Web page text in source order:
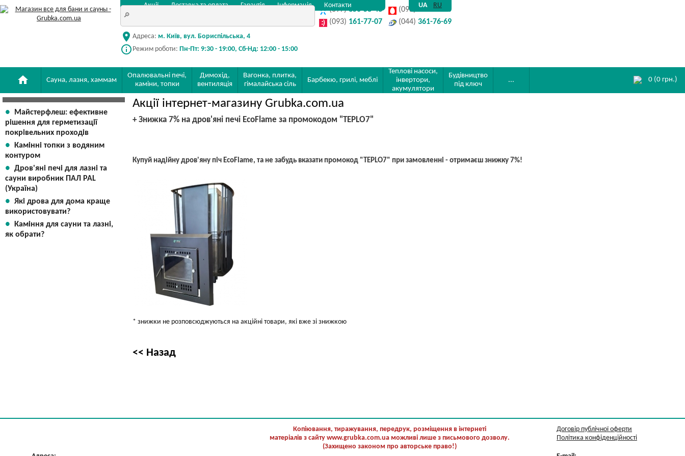
Акції Доставка та оплата Гарантія Інформація Контакти UA RU
location_on Адреса: м. Київ, вул. Бориспільська, 4
info_outline Режим роботи: Пн-Пт: 9:30 - 19:00, Сб-Нд: 12:00 - 15:00
(097)350-58-48 (095)
142-32-80
(093) 161-77-07 (044) 361-76-69
home Сауна, лазня, хаммам
Опалювальні печі,
каміни, топки
Димохід,
вентиляція
Вагонка, плитка,
гімалайська сіль
Барбекю, грилі, меблі
Теплові насоси,
інвертори,
акумулятори
Будівництво
під ключ
... 0 (0 грн.)
Майстерфлеш: ефективне
рішення для герметизації
покрівельних проходів
Камінні топки з водяним
контуром
Дров'яні печі для лазні та
сауни виробник ПАЛ PAL
(Україна)
Які дрова для дома краще
використовувати?
Каміння для сауни та лазні,
як обрати?
Акції інтернет-магазину Grubka.com.ua
+Знижка 7% на дров'яні печі EcoFlame за промокодом "TEPLO7"
Купуй надійну дров'яну піч EcoFlame, та не забудь вказати промокод "TEPLO7" при замовленні - отримаєш знижку 7%!
* знижки не розповсюджуються на акційні товари, які вже зі знижкою
<< Назад
Копіювання, тиражування, передрук, розміщення в інтернеті
матеріалів з сайту www.grubka.com.ua можливі лише з письмового дозволу.
(Захищено законом про авторське право!)
Договір публічної оферти
Політика конфіденційності